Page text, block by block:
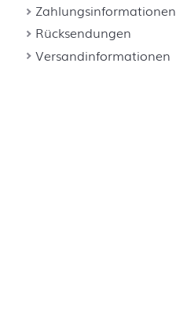
Zahlungsinformationen
Rücksendungen
Versandinformationen